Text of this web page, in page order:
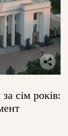
сім років: